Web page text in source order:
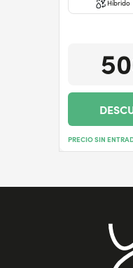
Híbrido
PRECIO SIN